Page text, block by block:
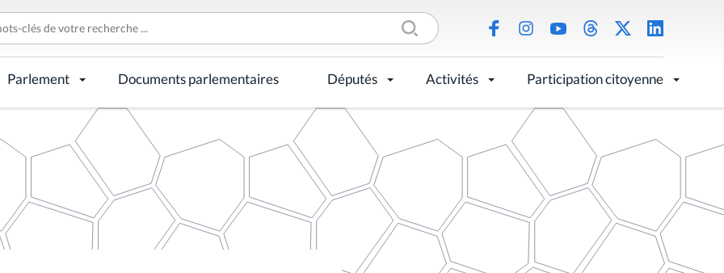
Parlement Documents parlementaires Députés Activités Participation citoyenne